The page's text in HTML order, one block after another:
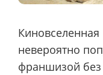
невероятно
франшизой без